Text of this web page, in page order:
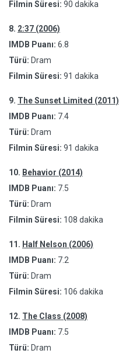
Filmin Süresi: 90 dakika
8. 2:37 (2006)
IMDB Puanı: 6.8
Türü: Dram
Filmin Süresi: 91 dakika
9. The Sunset Limited (2011)
IMDB Puanı: 7.4
Türü: Dram
Filmin Süresi: 91 dakika
10. Behavior (2014)
IMDB Puanı: 7.5
Türü: Dram
Filmin Süresi: 108 dakika
11. Half Nelson (2006)
IMDB Puanı: 7.2
Türü: Dram
Filmin Süresi: 106 dakika
12. The Class (2008)
IMDB Puanı: 7.5
Türü: Dram